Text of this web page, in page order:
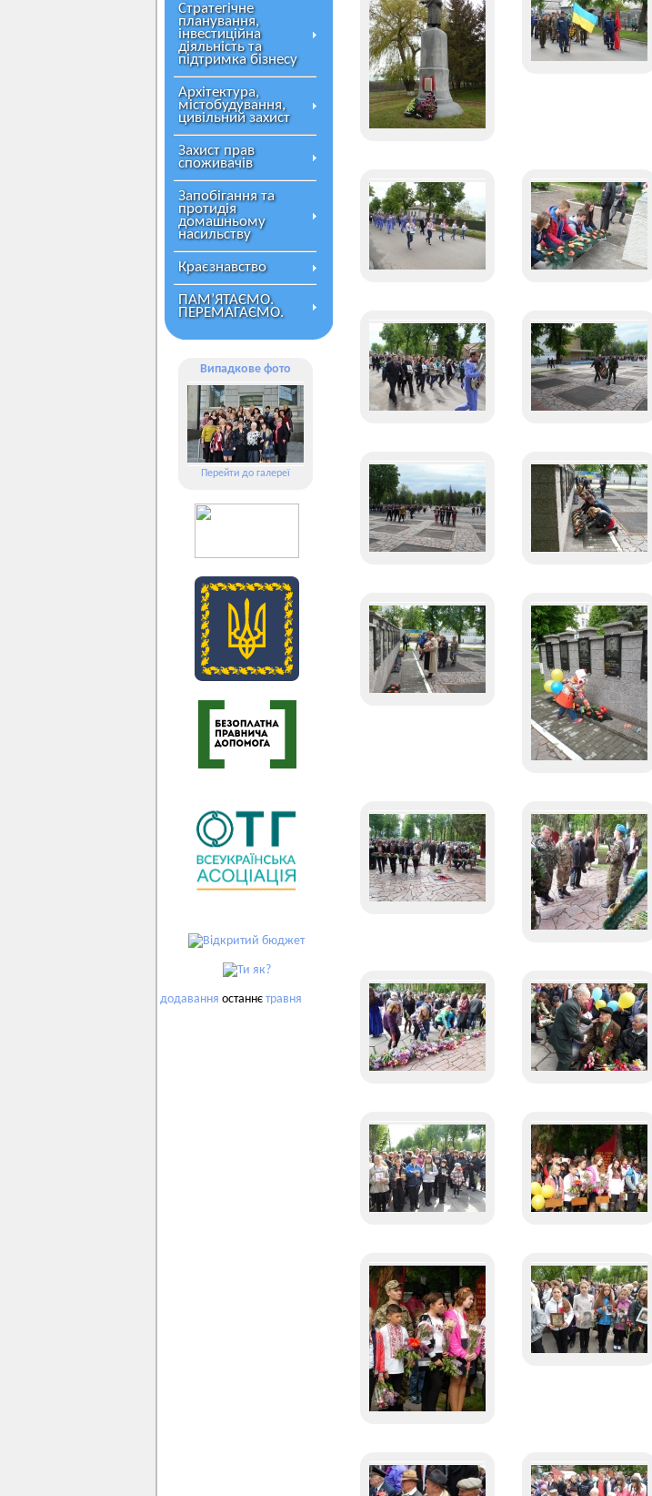
Стратегічне
планування,
інвестиційна
діяльність та
підтримка бізнесу
Архітектура,
містобудування,
цивільний захист
Захист прав
споживачів
Запобігання та
протидія
домашньому
насильству
Краєзнавство
ПАМ’ЯТАЄМО.
ПЕРЕМАГАЄМО.
Випадкове фото
Перейти до галереї
додавання останнє травня